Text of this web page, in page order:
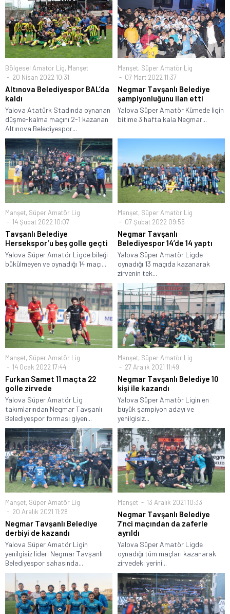
Bölgesel Amatör Lig, Manşet
20 Nisan 2022 10:31
Altınova Belediyespor BAL’da
kaldı
Yalova Atatürk Stadında oynanan
düşme-kalma maçını 2-1 kazanan
Altınova Belediyespor...
Manşet, Süper Amatör Lig
07 Mart 2022 11:37
Negmar Tavşanlı Belediye
şampiyonluğunu ilan etti
Yalova Süper Amatör Kümede ligin
bitime 3 hafta kala Negmar...
Manşet, Süper Amatör Lig
14 Şubat 2022 10:07
Tavşanlı Belediye
Hersekspor’u beş golle geçti
Yalova Süper Amatör Ligde bileği
bükülmeyen ve oynadığı 14 maçı...
Manşet, Süper Amatör Lig
07 Şubat 2022 09:55
Negmar Tavşanlı
Belediyespor 14’de 14 yaptı
Yalova Süper Amatör Ligde
oynadığı 13 maçıda kazanarak
zirvenin tek...
Manşet, Süper Amatör Lig
14 Ocak 2022 17:44
Furkan Samet 11 maçta 22
golle zirvede
Yalova Süper Amatör Lig
takımlarından Negmar Tavşanlı
Belediyespor forması giyen...
Manşet, Süper Amatör Lig
27 Aralık 2021 11:49
Negmar Tavşanlı Belediye 10
kişi ile kazandı
Yalova Süper Amatör Ligin en
büyük şampiyon adayı ve
yenilgisiz...
Manşet, Süper Amatör Lig
20 Aralık 2021 11:28
Negmar Tavşanlı Belediye
derbiyi de kazandı
Yalova Süper Amatör Ligin
yenilgisiz lideri Negmar Tavşanlı
Belediyespor sahasında...
Manşet 13 Aralık 2021 10:33
Negmar Tavşanlı Belediye
7’nci maçından da zaferle
ayrıldı
Yalova Süper Amatör Ligde
oynadığı tüm maçları kazanarak
zirvedeki yerini...